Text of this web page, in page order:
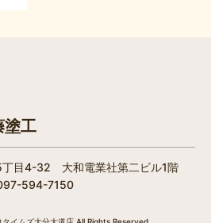
塗工
目4-32 大和電業社第二ビル1階
594-7150